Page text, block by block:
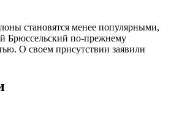
Брюссельский по-прежнему
О своем присутствии заявили